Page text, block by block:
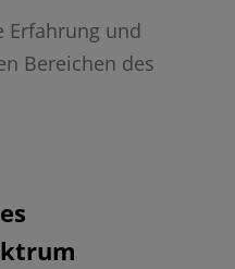
Erfahrung und
Bereichen des